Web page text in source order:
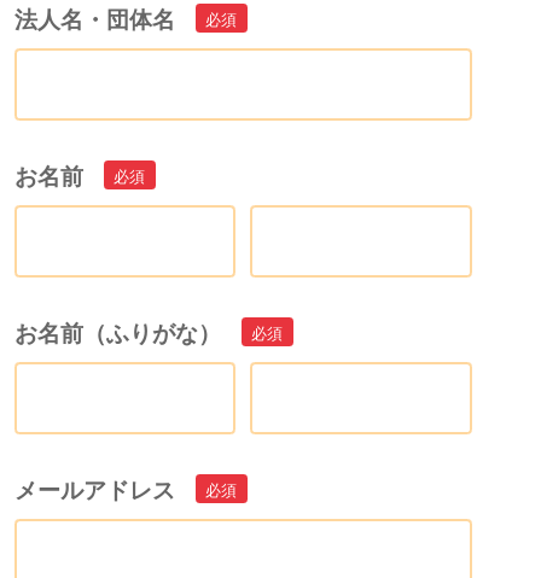
法人名・団体名
お名前
お名前（ふりがな）
メールアドレス